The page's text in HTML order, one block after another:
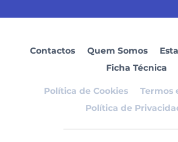
Contactos Quem Somos
Ficha Técnica
Política de Cookies
Termos
Política de